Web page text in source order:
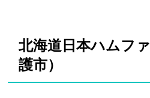
北海道日本ハムフ
護市）